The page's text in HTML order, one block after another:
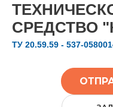
СРЕДСТВО
ТУ 20.59.59 - 537-